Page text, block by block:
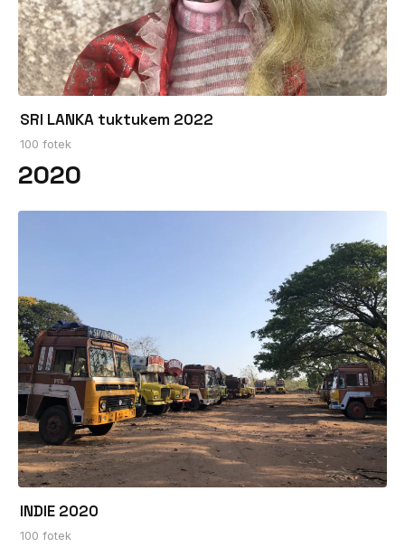
SRI LANKA tuktukem 2022
100 fotek
2020
INDIE 2020
100 fotek